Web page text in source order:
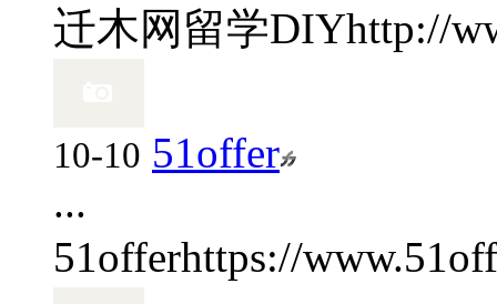
迁木网留学DIYhttp://
10-10 51offer
...
51offerhttps://